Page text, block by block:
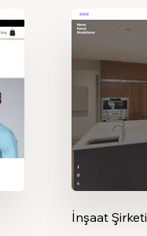
İnşaat Şirketi